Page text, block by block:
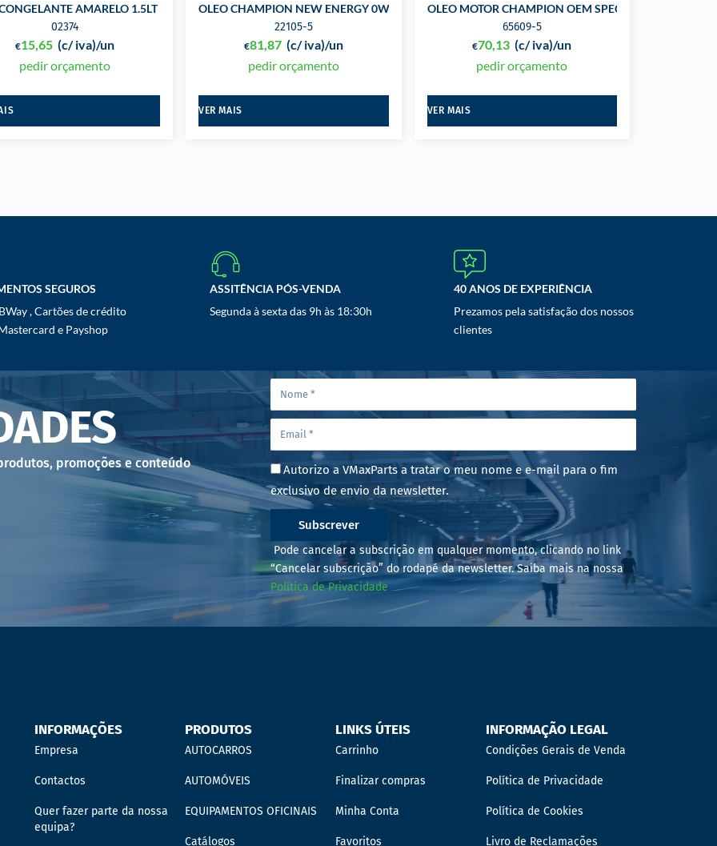
AMARELO 1.5LT
02374
€15,65 (c/ iva)/un
pedir orçamento
OLEO CHAMPION NEW ENERGY 0W30 V 5L
22105-5
€81,87 (c/ iva)/un
pedir orçamento
VER MAIS
OLEO MOTOR CHAMPION OEM SPECIFIC 5W30 MS-F
65609-5
€70,13 (c/ iva)/un
pedir orçamento
VER MAIS
SEGUROS
, Cartões de crédito
e Payshop
ASSITÊNCIA PÓS-VENDA
Segunda à sexta das 9h às 18:30h
40 ANOS DE EXPERIÊNCIA
Prezamos pela satisfação dos nossos
clientes
promoções e conteúdo
Autorizo a VMaxParts a tratar o meu nome e e-mail para o fim
exclusivo de envio da newsletter.
Subscrever
Pode cancelar a subscrição em qualquer momento, clicando no link
“Cancelar subscrição” do rodapé da newsletter. Saiba mais na nossa
Política de Privacidade
INFORMAÇÕES
Empresa
Contactos
Quer fazer parte da nossa
equipa?
PRODUTOS
AUTOCARROS
AUTOMÓVEIS
EQUIPAMENTOS OFICINAIS
Catálogos
LINKS ÚTEIS
Carrinho
Finalizar compras
Minha Conta
Favoritos
INFORMAÇÃO LEGAL
Condições Gerais de Venda
Política de Privacidade
Política de Cookies
Livro de Reclamações